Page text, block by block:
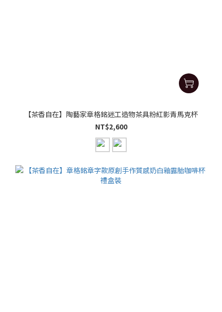
【茶香自在】陶藝家章格銘迷工造物茶具粉紅影青馬克杯
NT$2,600